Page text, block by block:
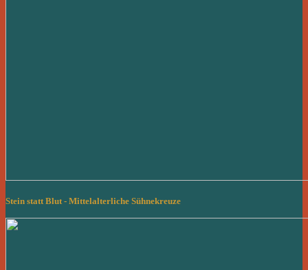
Stein statt Blut - Mittelalterliche Sühnekreuze